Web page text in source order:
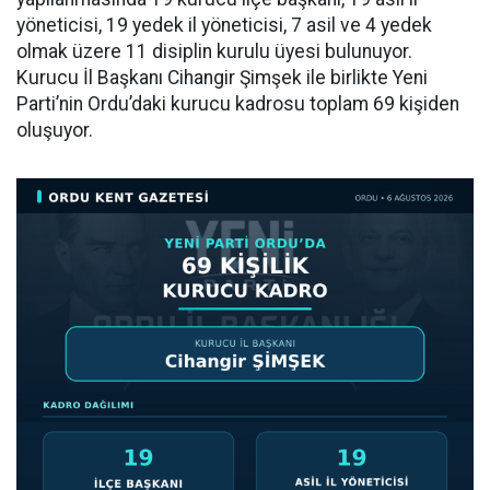
yöneticisi, 19 yedek il yöneticisi, 7 asil ve 4 yedek
olmak üzere 11 disiplin kurulu üyesi bulunuyor.
Kurucu İl Başkanı Cihangir Şimşek ile birlikte Yeni
Parti’nin Ordu’daki kurucu kadrosu toplam 69 kişiden
oluşuyor.